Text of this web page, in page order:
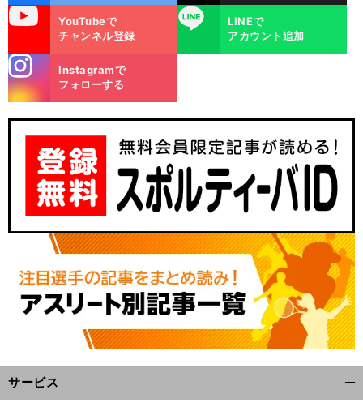
YouTubeで
チャンネル登録
LINE
LINEで
アカウント追加
m
Instagramで
フォローする
サービス